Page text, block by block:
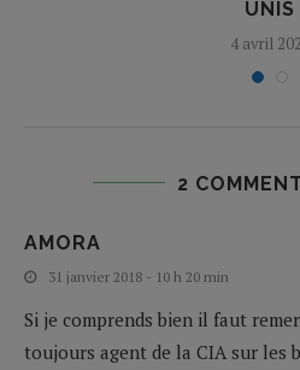
UNIS
4 avril
2
AMORA
31 janvier 2018 - 10 h 20 min
Si je comprends bien il faut
toujours agent de la CIA sur les